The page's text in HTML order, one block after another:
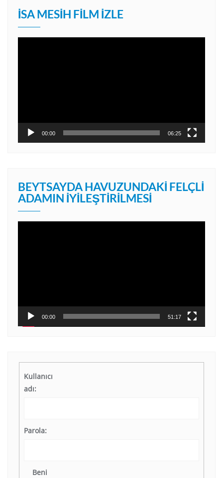
İSA MESIH FILM İZLE
00:00 06:25
BEYTSAYDA HAVUZUNDAKI FELÇLI
ADAMIN İYILEŞTIRILMESI
00:00 51:17
Kullanıcı
adı:
Parola:
Beni